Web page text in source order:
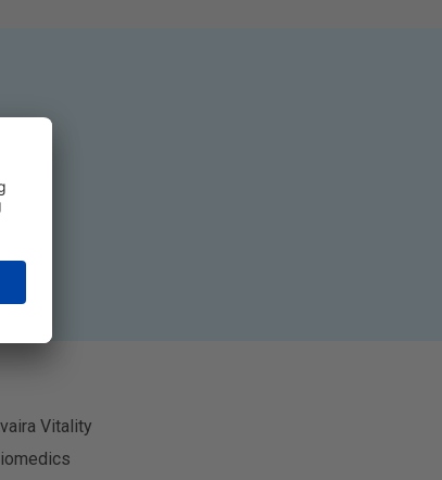
Vitality